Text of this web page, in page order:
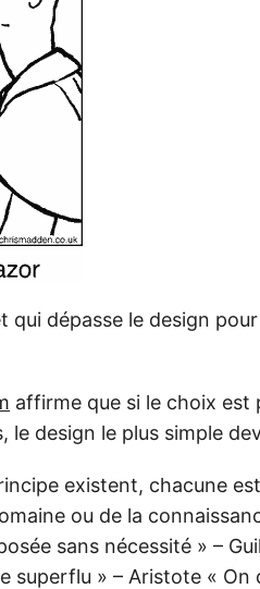
qui dépasse le design
affirme que si le choix est
design le plus simple
existent, chacune
ou de la
sans nécessité » –
superflu » – Aristote «